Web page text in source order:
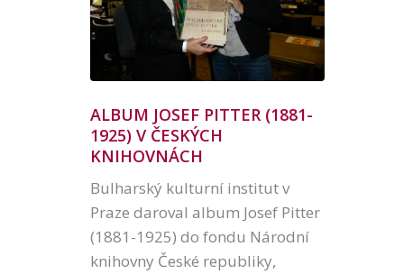
ALBUM JOSEF PITTER (1881-
1925) V ČESKÝCH
KNIHOVNÁCH
Bulharský kulturní institut v
Praze daroval album Josef Pitter
(1881-1925) do fondu Národní
knihovny České republiky,